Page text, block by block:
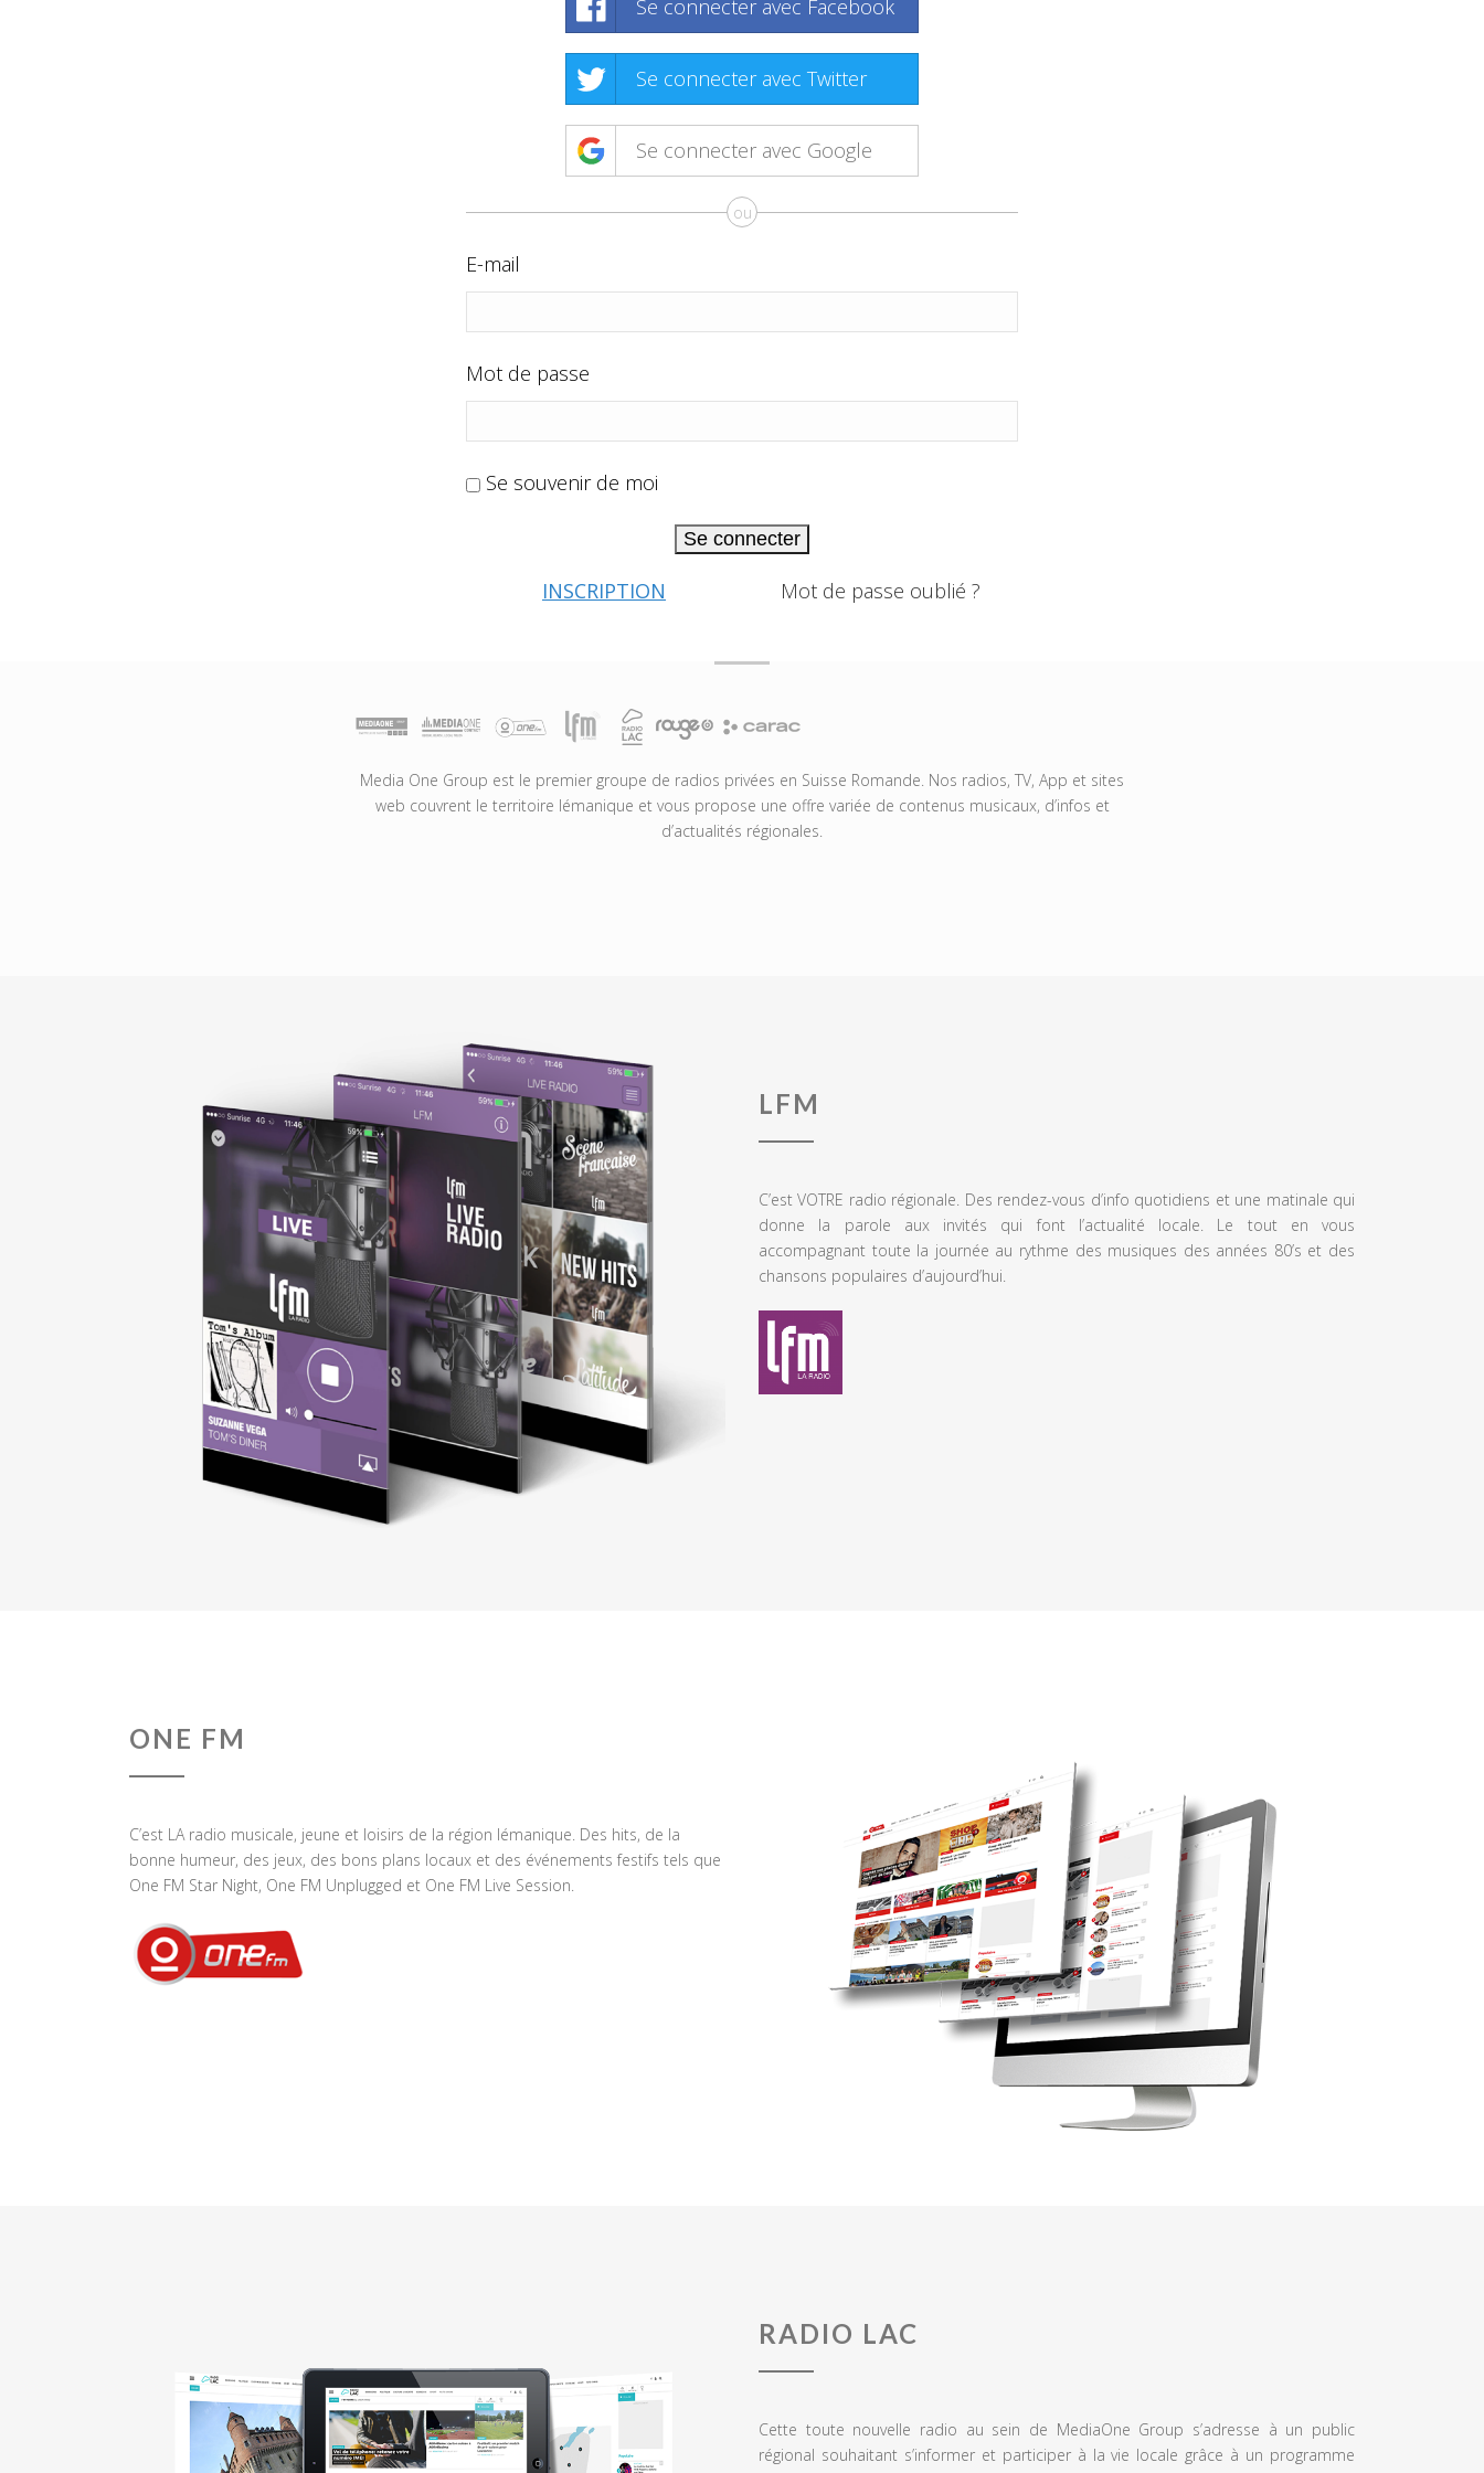
Se connecter avec Facebook
Se connecter avec Twitter
Se connecter avec Google
ou
E-mail
Mot de passe
Se souvenir de moi
Se connecter
INSCRIPTION Mot de passe oublié ?
Media One Group est le premier groupe de radios privées en Suisse Romande. Nos radios, TV, App et sites
web couvrent le territoire lémanique et vous propose une offre variée de contenus musicaux, d’infos et
d’actualités régionales.
LFM
C’est VOTRE radio régionale. Des rendez-vous d’info quotidiens et une matinale qui
donne la parole aux invités qui font l’actualité locale. Le tout en vous
accompagnant toute la journée au rythme des musiques des années 80’s et des
chansons populaires d’aujourd’hui.
ONE FM
C’est LA radio musicale, jeune et loisirs de la région lémanique. Des hits, de la
bonne humeur, des jeux, des bons plans locaux et des événements festifs tels que
One FM Star Night, One FM Unplugged et One FM Live Session.
RADIO LAC
Cette toute nouvelle radio au sein de MediaOne Group s’adresse à un public
régional souhaitant s’informer et participer à la vie locale grâce à un programme